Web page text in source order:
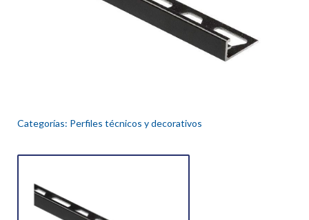
Categorías: Perfiles técnicos y decorativos